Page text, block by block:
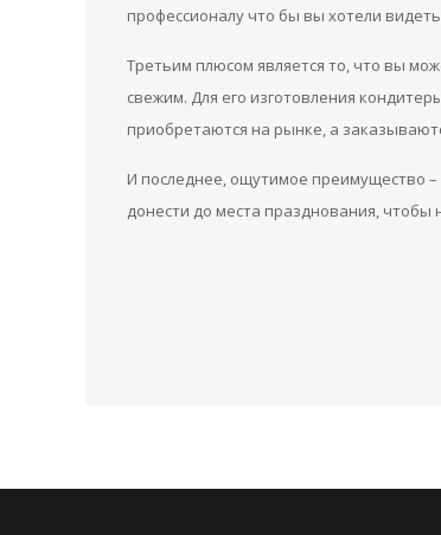
профессионалу что бы вы хотели
Третьим плюсом является то, что вы
свежим. Для его изготовления
приобретаются на рынке, а
И последнее, ощутимое преимущество
донести до места празднования, чтобы